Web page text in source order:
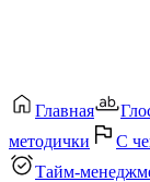
Главная
методички
С
Тайм-